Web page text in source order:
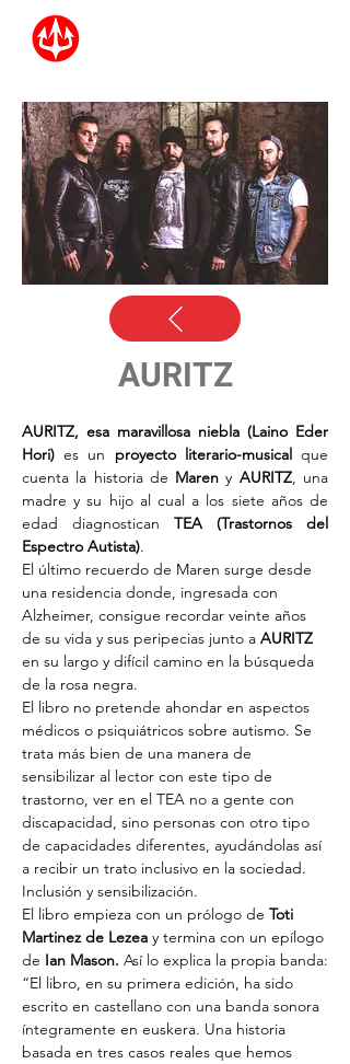
AURITZ
AURITZ, esa maravillosa niebla (Laino Eder
Hori) es un proyecto literario-musical que
cuenta la historia de Maren y AURITZ, una
madre y su hijo al cual a los siete años de
edad diagnostican TEA (Trastornos del
Espectro Autista).
El último recuerdo de Maren surge desde
una residencia donde, ingresada con
Alzheimer, consigue recordar veinte años
de su vida y sus peripecias junto a AURITZ
en su largo y difícil camino en la búsqueda
de la rosa negra.
El libro no pretende ahondar en aspectos
médicos o psiquiátricos sobre autismo. Se
trata más bien de una manera de
sensibilizar al lector con este tipo de
trastorno, ver en el TEA no a gente con
discapacidad, sino personas con otro tipo
de capacidades diferentes, ayudándolas así
a recibir un trato inclusivo en la sociedad.
Inclusión y sensibilización.
El libro empieza con un prólogo de Toti
Martinez de Lezea y termina con un epílogo
de Ian Mason. Así lo explica la propia banda:
“El libro, en su primera edición, ha sido
escrito en castellano con una banda sonora
íntegramente en euskera. Una historia
basada en tres casos reales que hemos